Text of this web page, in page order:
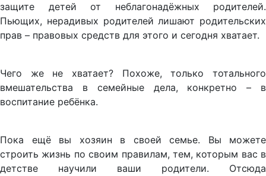
защите детей от неблагонадёжных родителей.
Пьющих, нерадивых родителей лишают родительских
прав – правовых средств для этого и сегодня хватает.
Чего же не хватает? Похоже, только тотального
вмешательства в семейные дела, конкретно – в
воспитание ребёнка.
Пока ещё вы хозяин в своей семье. Вы можете
строить жизнь по своим правилам, тем, которым вас в
детстве научили ваши родители. Отсюда